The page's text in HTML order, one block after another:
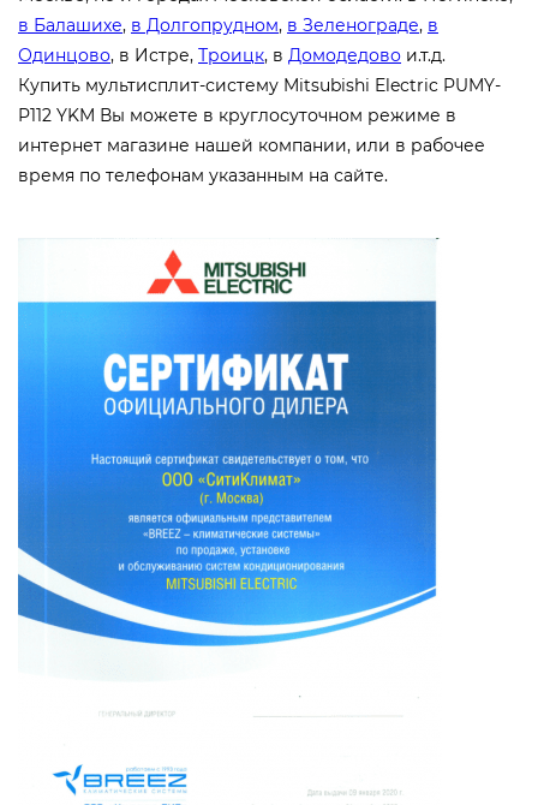
в Балашихе, в Долгопрудном, в Зеленограде, в
Одинцово, в Истре, Троицк, в Домодедово и.т.д.
Купить мультисплит-систему Mitsubishi Electric PUMY-
P112 YKM Вы можете в круглосуточном режиме в
интернет магазине нашей компании, или в рабочее
время по телефонам указанным на сайте.